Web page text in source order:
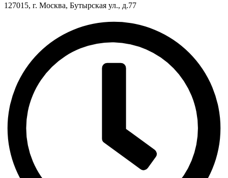
127015, г. Москва, Бутырская ул., д.77